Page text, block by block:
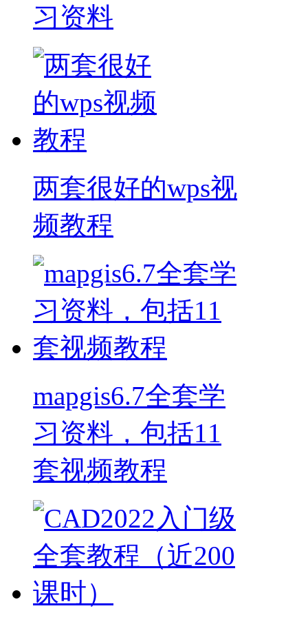
习资料
两套很好的wps视
频教程
mapgis6.7全套学
习资料，包括11
套视频教程